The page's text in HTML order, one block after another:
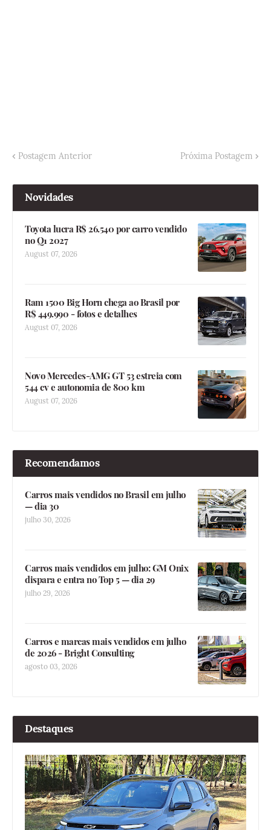
Postagem Anterior Próxima Postagem
Novidades
Toyota lucra R$ 26.540 por carro vendido
no Q1 2027
August 07, 2026
Ram 1500 Big Horn chega ao Brasil por
R$ 449.990 - fotos e detalhes
August 07, 2026
Novo Mercedes-AMG GT 53 estreia com
544 cv e autonomia de 800 km
August 07, 2026
Recomendamos
Carros mais vendidos no Brasil em julho
— dia 30
julho 30, 2026
Carros mais vendidos em julho: GM Onix
dispara e entra no Top 5 — dia 29
julho 29, 2026
Carros e marcas mais vendidos em julho
de 2026 - Bright Consulting
agosto 03, 2026
Destaques